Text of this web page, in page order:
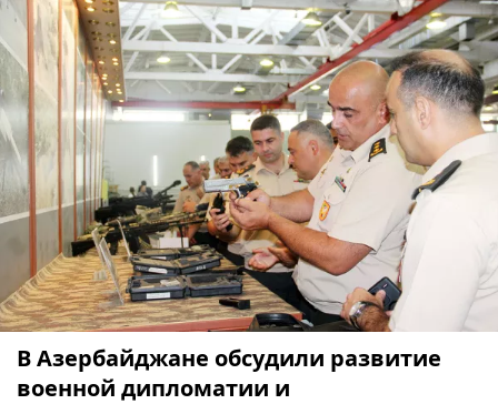
В Азербайджане обсудили развитие
военной дипломатии и